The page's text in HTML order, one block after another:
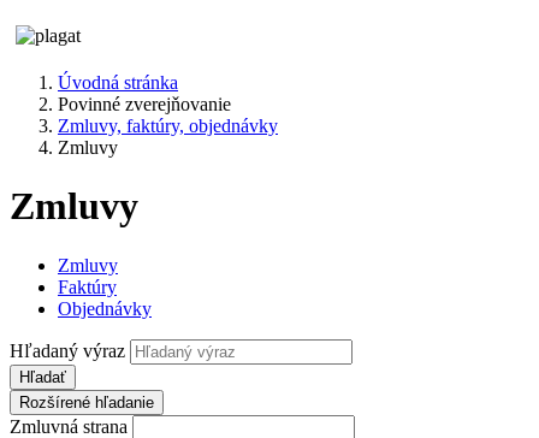
Úvodná stránka
Povinné zverejňovanie
Zmluvy, faktúry, objednávky
Zmluvy
Zmluvy
Zmluvy
Faktúry
Objednávky
Hľadaný výraz
Hľadať
Rozšírené hľadanie
Zmluvná strana